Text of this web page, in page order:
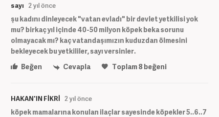
sayı 2 yıl önce
şu kadını dinleyecek "vatan evladı" bir devlet yetkilisi yok
mu? birkaç yıl içinde 40-50 milyon köpek beka sorunu
olmayacak mı? kaç vatandaşımızın kuduzdan ölmesini
bekleyecek bu yetkililer, sayı versinler.
Beğen
Cevapla Toplam8beğeni
HAKAN'IN FİKRİ 2 yıl önce
köpek mamalarına konulan ilaçlar sayesinde köpekler 5..6..7